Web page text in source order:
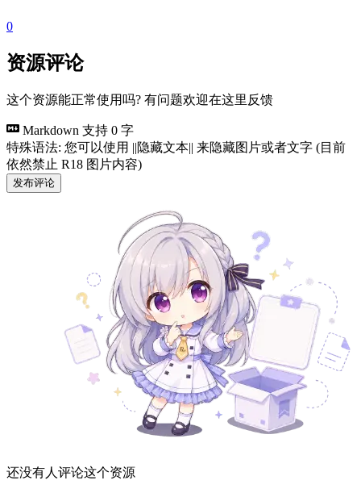
0
资源评论
这个资源能正常使用吗? 有问题欢迎在这里反馈
Markdown 支持 0 字
特殊语法: 您可以使用 ||隐藏文本|| 来隐藏图片或者文字 (目前
依然禁止 R18 图片内容)
发布评论
还没有人评论这个资源